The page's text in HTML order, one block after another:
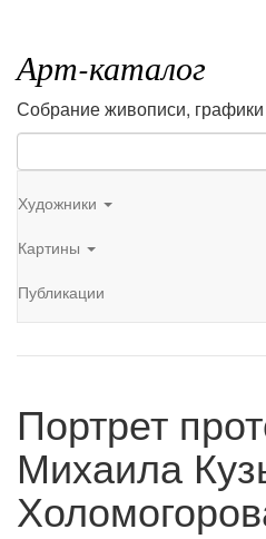
Арт-каталог
Собрание живописи, графики
Художники
Картины
Публикации
Портрет
Михаила